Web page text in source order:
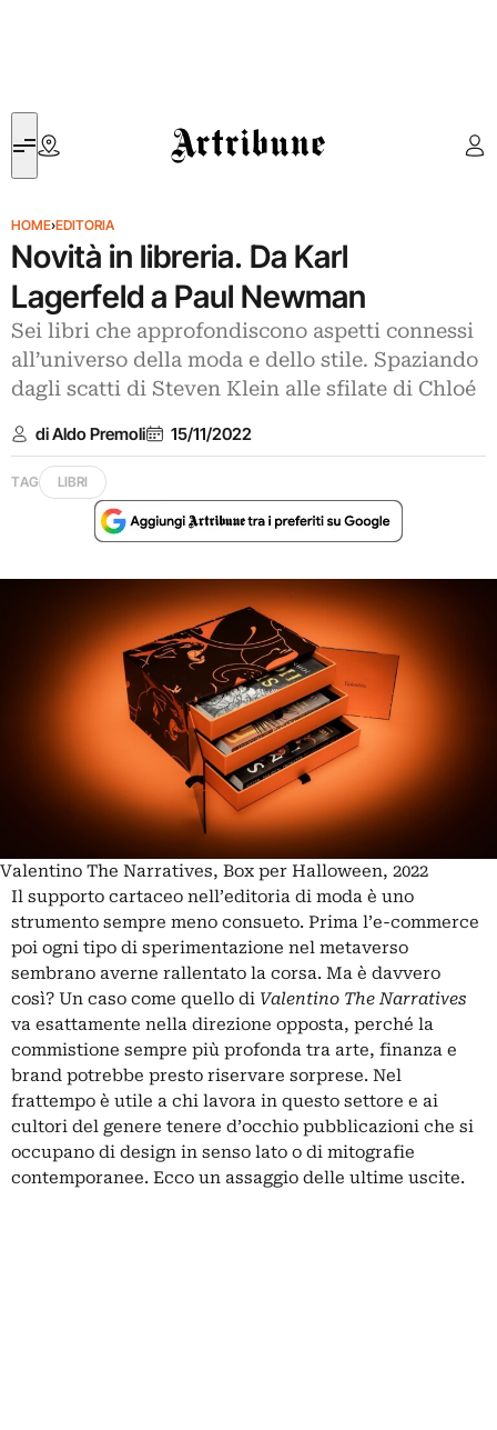
Artribune
HOME›EDITORIA
Novità in libreria. Da Karl
Lagerfeld a Paul Newman
Sei libri che approfondiscono aspetti connessi
all’universo della moda e dello stile. Spaziando
dagli scatti di Steven Klein alle sfilate di Chloé
di Aldo Premoli 15/11/2022
TAG LIBRI
Valentino The Narratives, Box per Halloween, 2022
Il supporto cartaceo nell’editoria di moda è uno
strumento sempre meno consueto. Prima l’e-commerce
poi ogni tipo di sperimentazione nel metaverso
sembrano averne rallentato la corsa. Ma è davvero
così? Un caso come quello di Valentino The Narratives
va esattamente nella direzione opposta, perché la
commistione sempre più profonda tra arte, finanza e
brand potrebbe presto riservare sorprese. Nel
frattempo è utile a chi lavora in questo settore e ai
cultori del genere tenere d’occhio pubblicazioni che si
occupano di design in senso lato o di mitografie
contemporanee. Ecco un assaggio delle ultime uscite.